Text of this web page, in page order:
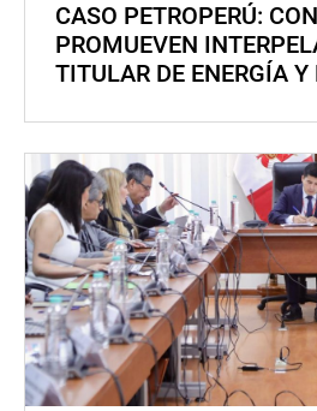
CASO PETROPERÚ:
PROMUEVEN
TITULAR DE ENERGÍA